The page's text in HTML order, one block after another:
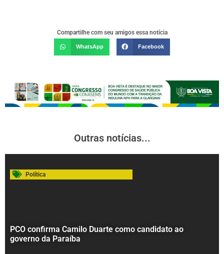
Compartilhe com seu amigos essa notícia
WhatsApp Facebook
Outras notícias...
Política
PCO confirma Camilo Duarte como candidato ao
governo da Paraíba